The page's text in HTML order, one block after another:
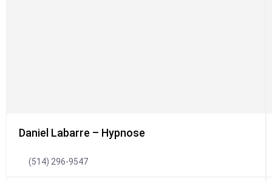
Daniel Labarre – Hypnose
(514) 296-9547